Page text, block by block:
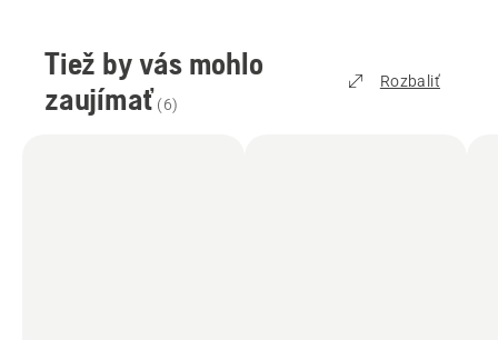
Tiež by vás mohlo
zaujímať (6)
Rozbaliť